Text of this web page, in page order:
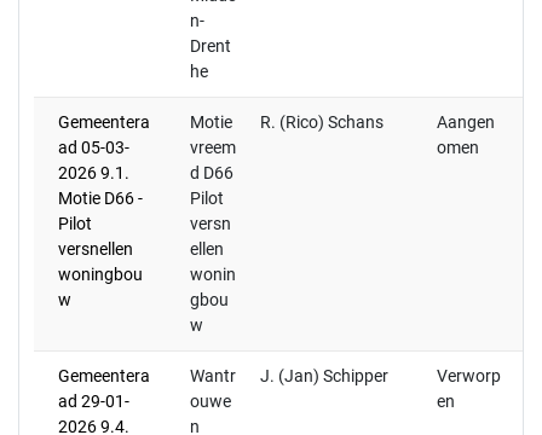
n-
Drent
he
Gemeentera
ad 05-03-
2026 9.1.
Motie D66 -
Pilot
versnellen
woningbou
w
Motie
vreem
d D66
Pilot
versn
ellen
wonin
gbou
w
R. (Rico) Schans
Aangen
omen
Gemeentera
ad 29-01-
2026 9.4.
Wantr
ouwe
n
J. (Jan) Schipper
Verworp
en